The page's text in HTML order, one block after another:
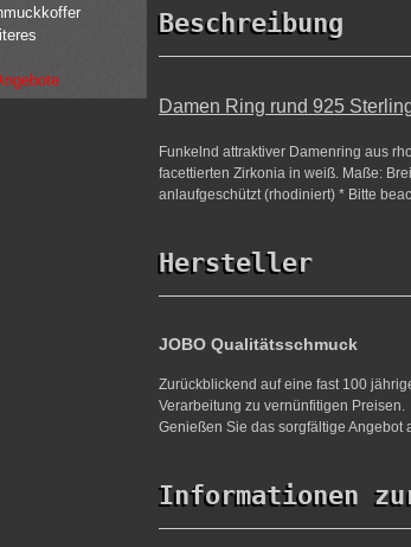
Beschreibung
Damen Ring rund 925
Funkelnd attraktiver Damenring aus
facettierten Zirkonia in weiß. Maße:
anlaufgeschützt (rhodiniert) * Bitte
Hersteller
JOBO Qualitätsschmuck
Zurückblickend auf eine fast 100
Verarbeitung zu vernünfitigen Preisen.
Genießen Sie das sorgfältige Angebot
Informationen